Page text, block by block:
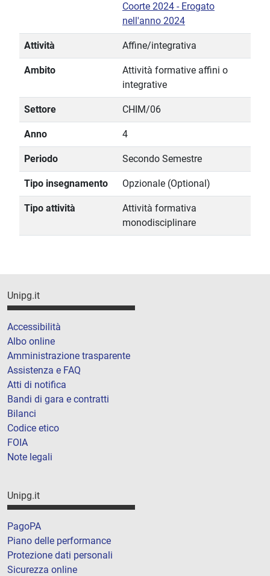
Coorte 2024 - Erogato
nell'anno 2024
Attività Affine/integrativa
Ambito
Attività formative affini o
integrative
Settore CHIM/06
Anno 4
Periodo Secondo Semestre
Tipo insegnamento Opzionale (Optional)
Tipo attività
Attività formativa
monodisciplinare
Unipg.it
Accessibilità
Albo online
Amministrazione trasparente
Assistenza e FAQ
Atti di notifica
Bandi di gara e contratti
Bilanci
Codice etico
FOIA
Note legali
Unipg.it
PagoPA
Piano delle performance
Protezione dati personali
Sicurezza online